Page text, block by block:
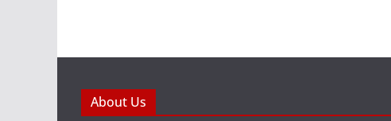
About Us